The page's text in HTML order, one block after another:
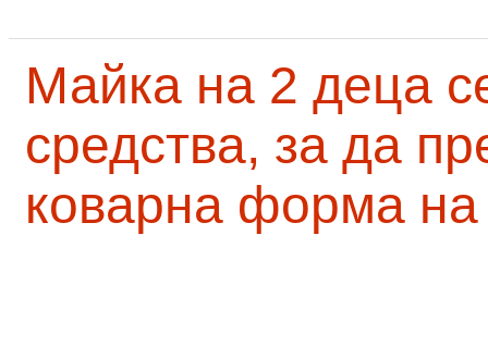
Майка на 2 деца
средства, за да
коварна форма на